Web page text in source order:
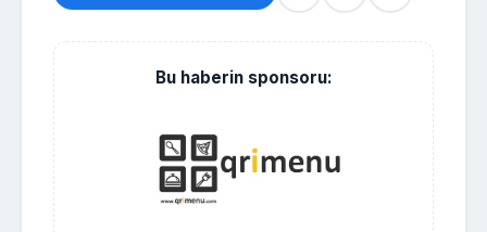
Bu haberin sponsoru: